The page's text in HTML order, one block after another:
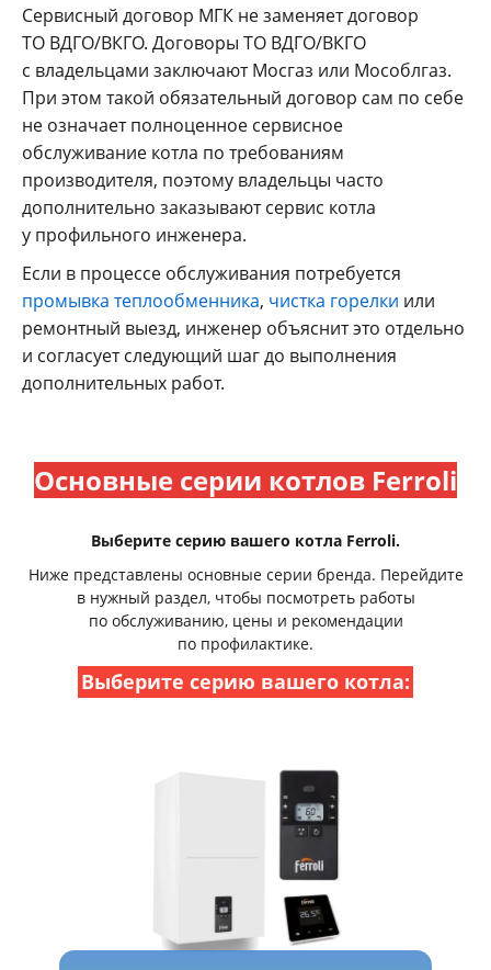
Сервисный договор МГК не заменяет договор
ТО ВДГО/ВКГО. Договоры ТО ВДГО/ВКГО
с владельцами заключают Мосгаз или Мособлгаз.
При этом такой обязательный договор сам по себе
не означает полноценное сервисное
обслуживание котла по требованиям
производителя, поэтому владельцы часто
дополнительно заказывают сервис котла
у профильного инженера.
Если в процессе обслуживания потребуется
промывка теплообменника, чистка горелки или
ремонтный выезд, инженер объяснит это отдельно
и согласует следующий шаг до выполнения
дополнительных работ.
Основные серии котлов Ferroli
Выберите серию вашего котла Ferroli.
Ниже представлены основные серии бренда. Перейдите
в нужный раздел, чтобы посмотреть работы
по обслуживанию, цены и рекомендации
по профилактике.
Выберите серию вашего котла: